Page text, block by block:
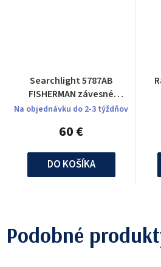
Searchlight 5787AB
FISHERMAN závesné
svietidlo
Na objednávku do 2-3 týždňov
60 €
DO KOŠÍKA
Podobné